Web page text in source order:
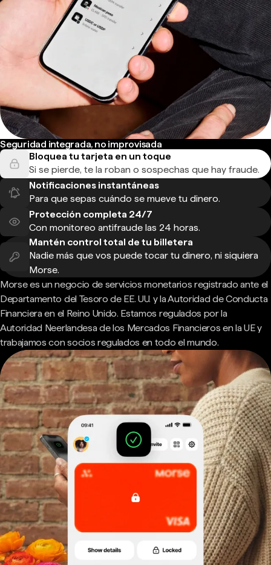
Seguridad integrada, no improvisada
Bloquea tu tarjeta en un toque
Si se pierde, te la roban o sospechas que hay fraude.
Notificaciones instantáneas
Para que sepas cuándo se mueve tu dinero.
Protección completa 24/7
Con monitoreo antifraude las 24 horas.
Mantén control total de tu billetera
Nadie más que vos puede tocar tu dinero, ni siquiera
Morse.
Morse es un negocio de servicios monetarios registrado ante el
Departamento del Tesoro de EE. UU. y la Autoridad de Conducta
Financiera en el Reino Unido. Estamos regulados por la
Autoridad Neerlandesa de los Mercados Financieros en la UE y
trabajamos con socios regulados en todo el mundo.